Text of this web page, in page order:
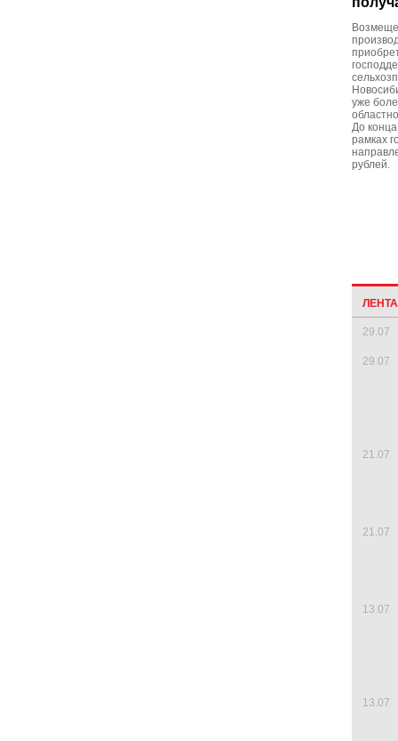
уже
До
рамках
рублей.
29.07
29.07
21.07
21.07
13.07
13.07